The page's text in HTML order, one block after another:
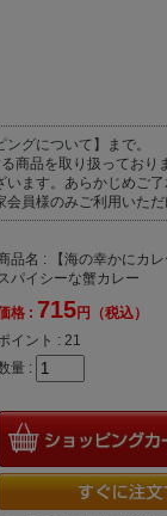
ングについて】
まで。
商品を取り扱っており
ます。あらかじめご
員様のみご利用いた
品名 : 【海の幸かにカ
パイシーな蟹カレー
格 : 715円（税込）
イント : 21
量 :